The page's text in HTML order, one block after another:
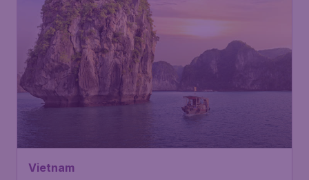
Vietnam
Hanoi
€
522
ab